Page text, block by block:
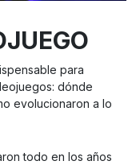
para
dónde
evolucionaron a lo
todo en los años